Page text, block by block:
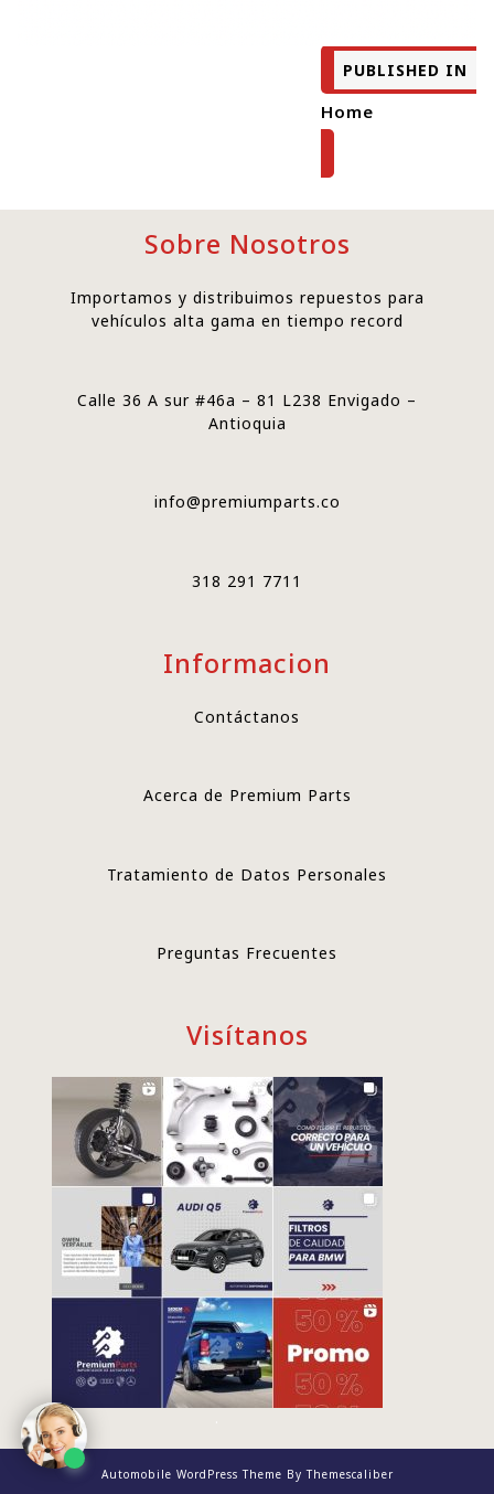
PUBLISHED IN
Home
Sobre Nosotros
Importamos y distribuimos repuestos para
vehículos alta gama en tiempo record
Calle 36 A sur #46a – 81 L238 Envigado –
Antioquia
info@premiumparts.co
318 291 7711
Informacion
Contáctanos
Acerca de Premium Parts
Tratamiento de Datos Personales
Preguntas Frecuentes
Visítanos
.
Automobile WordPress Theme By Themescaliber